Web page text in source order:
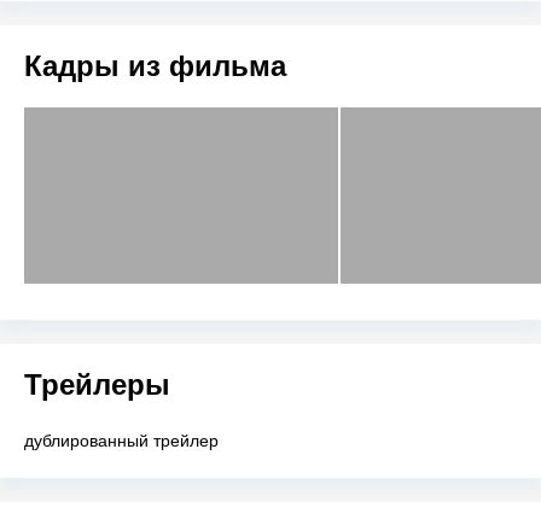
Кадры из фильма
Трейлеры
дублированный трейлер